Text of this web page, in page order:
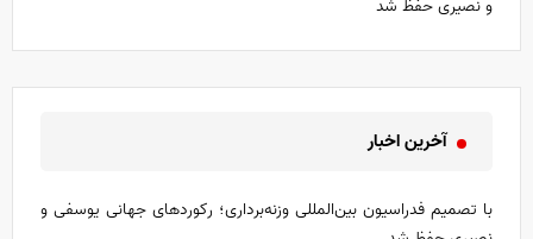
و نصیری حفظ شد
آخرین اخبار
با تصمیم فدراسیون بین‌المللی وزنه‌برداری؛ رکورد‌های جهانی یوسفی و